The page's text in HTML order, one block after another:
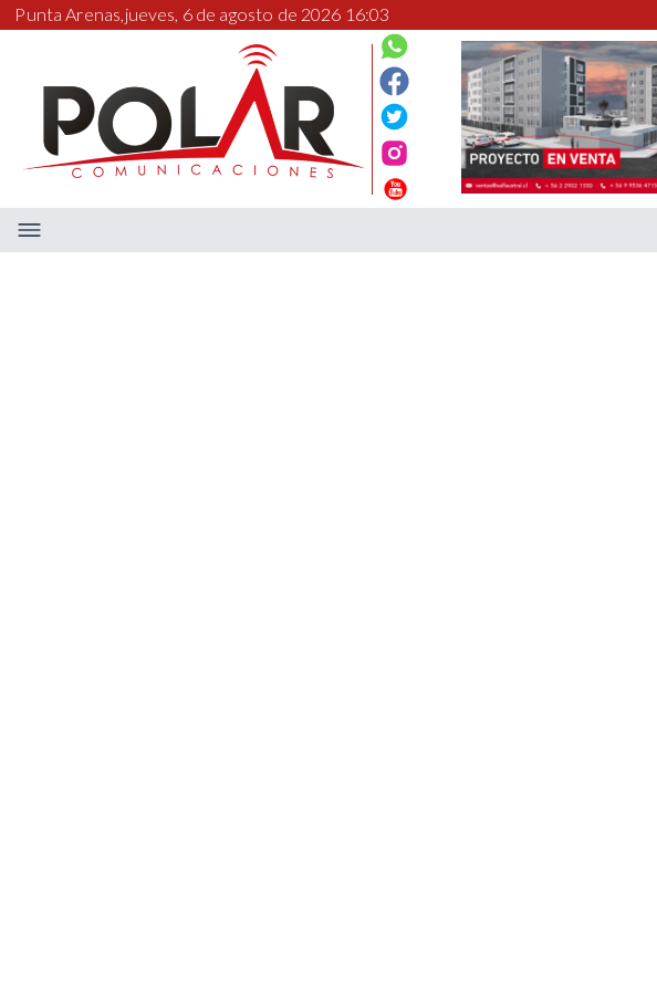
Punta Arenas,jueves, 6 de agosto de 2026 16:03